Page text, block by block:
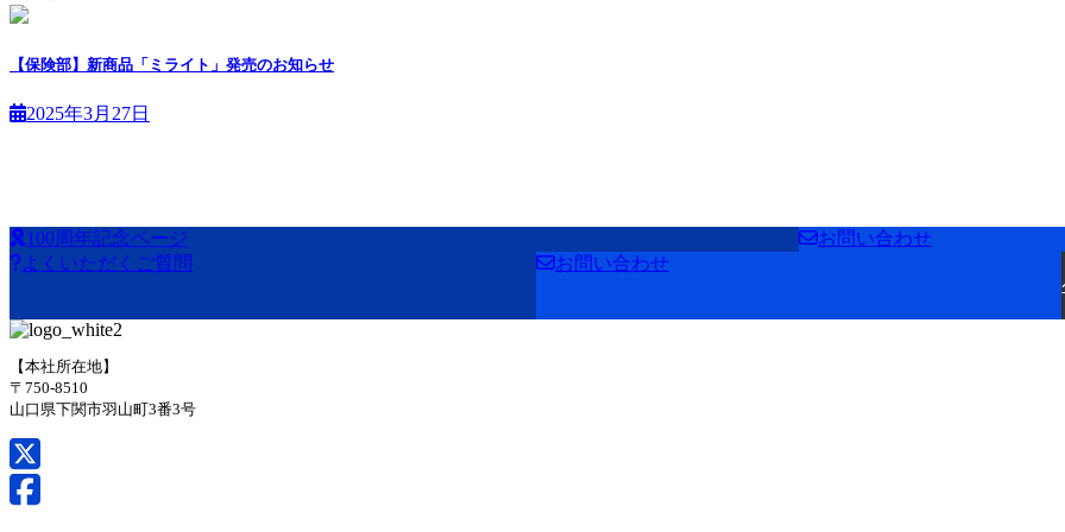
【保険部】新商品「ミライト」発売のお知らせ
2025年3月27日
100周年記念ページ
お問い合わせ
よくいただくご質問
お問い合わせ
【本社所在地】
〒750-8510
山口県下関市羽山町3番3号